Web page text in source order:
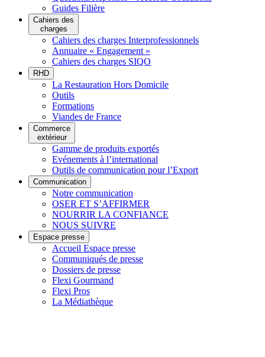
Guides Filière
Cahiers des
charges
Cahiers des charges Interprofessionnels
Annuaire « Engagement »
Cahiers des charges SIQO
RHD
La Restauration Hors Domicile
Outils
Formations
Viandes de France
Commerce
extérieur
Gamme de produits exportés
Evénements à l’international
Outils de communication pour l’Export
Communication
Notre communication
OSER ET S’AFFIRMER
NOURRIR LA CONFIANCE
NOUS SUIVRE
Espace presse
Accueil Espace presse
Communiqués de presse
Dossiers de presse
Flexi Gourmand
Flexi Pros
La Médiathèque